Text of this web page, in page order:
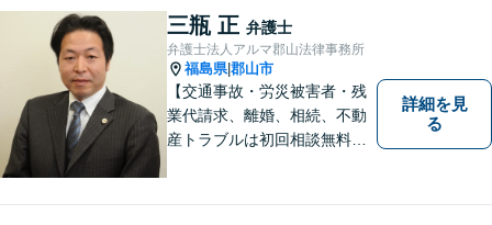
三瓶 正 弁護士
弁護士法人アルマ郡山法律事務所
福島県|郡山市
【交通事故・労災被害者・残
業代請求、離婚、相続、不動
産トラブルは初回相談無料】
は着手金0円です。【電話相談
詳細を見
る